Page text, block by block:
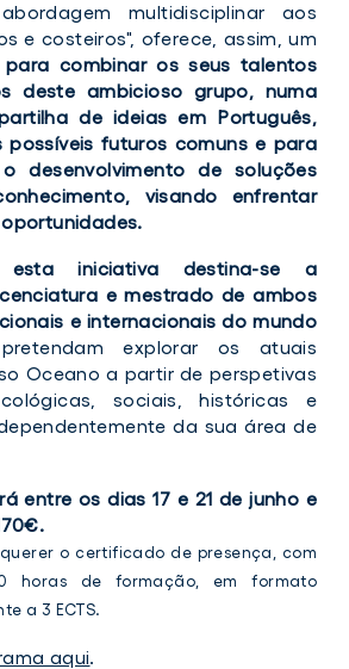
multidisciplinar aos
e costeiros", oferece, assim, um
combinar os seus talentos
deste ambicioso grupo, numa
de ideias em Português,
possíveis futuros comuns e para
desenvolvimento de soluções
visando enfrentar
esta iniciativa destina-se a
e mestrado de ambos
e internacionais do mundo
explorar os atuais
Oceano a partir de perspetivas
sociais, históricas e
da sua área de
entre os dias 17 e 21 de junho e
o certificado de presença, com
horas de formação, em formato
a 3 ECTS.
aqui.